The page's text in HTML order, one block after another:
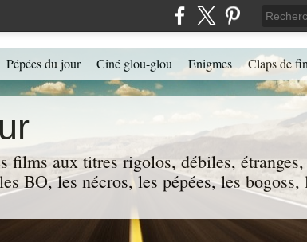
films aux titres rigolos, débiles, étranges,
BO, les nécros, les pépées, les
Pépées du jour Ciné glou-glou Enigmes Claps de fin